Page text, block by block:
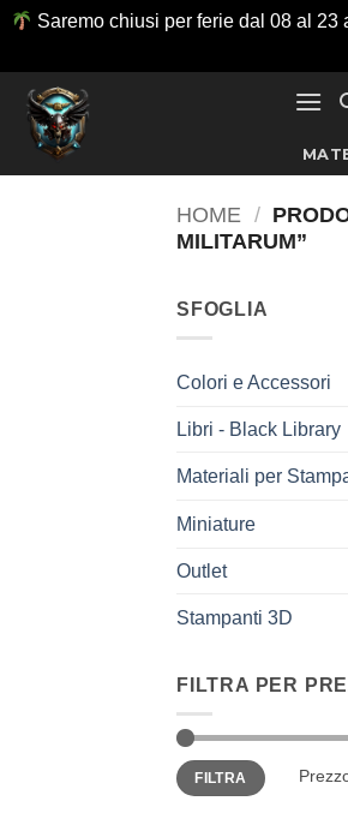
Saremo chiusi per ferie dal 08 al
Salta
contenuti
HOME /
MILITARUM”
SFOGLIA
Colori e Accessori
Libri - Black Library
Materiali per
Miniature
Outlet
Stampanti 3D
FILTRA PER
Prezzo
Min
Prezzo
MaxFILTRA